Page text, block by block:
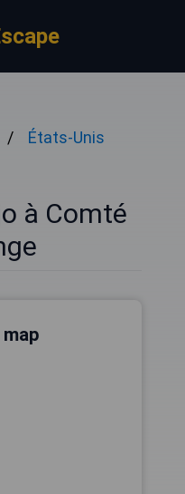
États-Unis
à Comté